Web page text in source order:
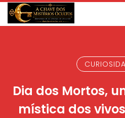
Dia dos Mortos,
mística dos